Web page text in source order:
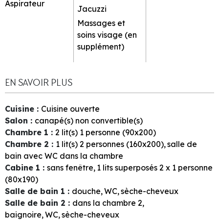
Aspirateur
Jacuzzi
Massages et
soins visage (en
supplément)
EN SAVOIR PLUS
Cuisine : Cuisine ouverte
Salon : canapé(s) non convertible(s)
Chambre 1 : 2 lit(s) 1 personne (90x200)
Chambre 2 : 1 lit(s) 2 personnes (160x200) salle de
bain avec WC dans la chambre
Cabine 1 : sans fenêtre 1 lits superposés 2 x 1 personne
(80x190)
Salle de bain 1 : douche WC sèche-cheveux
Salle de bain 2 : dans la chambre 2
baignoire WC sèche-cheveux